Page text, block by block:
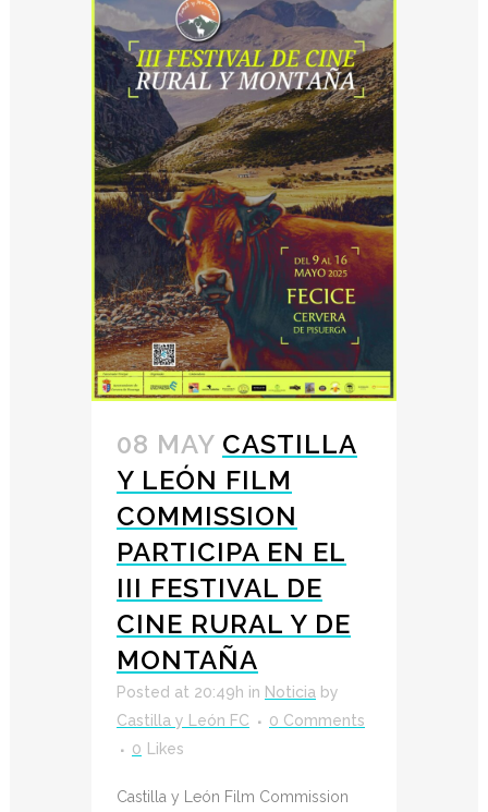
08 MAY CASTILLA
Y LEÓN FILM
COMMISSION
PARTICIPA EN EL
III FESTIVAL DE
CINE RURAL Y DE
MONTAÑA
Posted at 20:49h in Noticia by
Castilla y León FC
0 Comments
0 Likes
Castilla y León Film Commission